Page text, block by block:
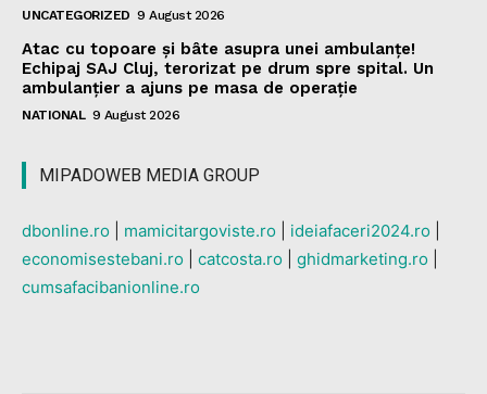
UNCATEGORIZED 9 August 2026
Atac cu topoare și bâte asupra unei ambulanțe!
Echipaj SAJ Cluj, terorizat pe drum spre spital. Un
ambulanțier a ajuns pe masa de operație
NATIONAL 9 August 2026
MIPADOWEB MEDIA GROUP
dbonline.ro mamicitargoviste.ro ideiafaceri2024.ro
economisestebani.ro
catcosta.ro ghidmarketing.ro
cumsafacibanionline.ro